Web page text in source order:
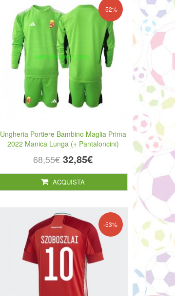
-52%
Ungheria Portiere Bambino Maglia Prima
2022 Manica Lunga (+ Pantaloncini)
68,55€ 32,85€
ACQUISTA
-53%